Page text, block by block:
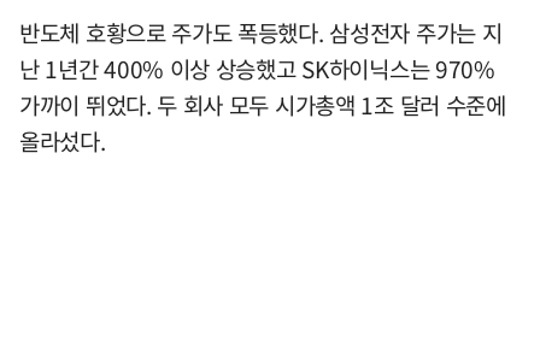
반도체 호황으로 주가도 폭등했다. 삼성전자 주가는 지
난 1년간 400% 이상 상승했고 SK하이닉스는 970%
가까이 뛰었다. 두 회사 모두 시가총액 1조 달러 수준에
올라섰다.